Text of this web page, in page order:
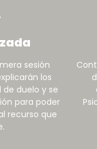
sesión
los
de duelo y se
para poder
recurso que